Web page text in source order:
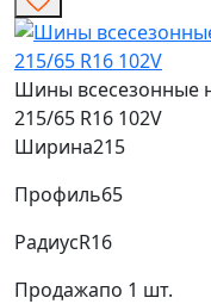
Шины всесезонные
215/65 R16 102V
Ширина215
Профиль65
РадиусR16
Продажапо 1 шт.